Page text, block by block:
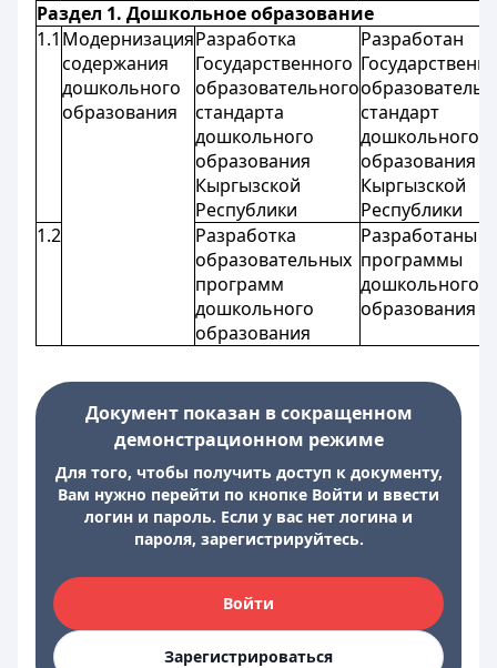
Раздел 1. Дошкольное образование
1.1 Модернизация
содержания
дошкольного
образования
Разработка
Государственного
образовательного
стандарта
дошкольного
образования
Кыргызской
Республики
Разработан
стандарт
дошкольного
образования
Кыргызской
Республики
1.2
Разработка
образовательных
программ
дошкольного
образования
Разработаны
программы
дошкольного
образования
Документ показан в сокращенном
демонстрационном режиме
Для того, чтобы получить доступ к документу,
Вам нужно перейти по кнопке Войти и ввести
логин и пароль. Если у вас нет логина и
пароля, зарегистрируйтесь.
Войти
Зарегистрироваться